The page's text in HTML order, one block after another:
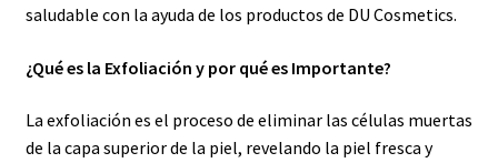
saludable con la ayuda de los productos de DU Cosmetics.
¿Qué es la Exfoliación y por qué es Importante?
La exfoliación es el proceso de eliminar las células muertas
de la capa superior de la piel, revelando la piel fresca y